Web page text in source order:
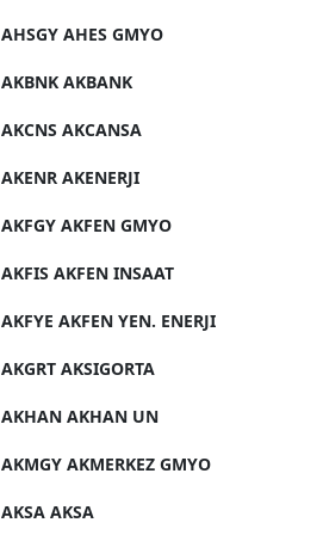
AHSGY AHES GMYO
AKBNK AKBANK
AKCNS AKCANSA
AKENR AKENERJI
AKFGY AKFEN GMYO
AKFIS AKFEN INSAAT
AKFYE AKFEN YEN. ENERJI
AKGRT AKSIGORTA
AKHAN AKHAN UN
AKMGY AKMERKEZ GMYO
AKSA AKSA